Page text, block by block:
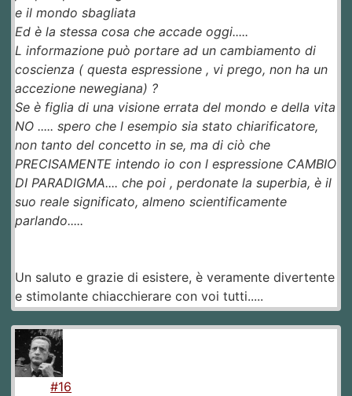
e il mondo sbagliata
Ed è la stessa cosa che accade oggi.....
L informazione può portare ad un cambiamento di
coscienza ( questa espressione , vi prego, non ha un
accezione newegiana) ?
Se è figlia di una visione errata del mondo e della vita
NO ..... spero che l esempio sia stato chiarificatore,
non tanto del concetto in se, ma di ciò che
PRECISAMENTE intendo io con l espressione CAMBIO
DI PARADIGMA.... che poi , perdonate la superbia, è il
suo reale significato, almeno scientificamente
parlando.....
Un saluto e grazie di esistere, è veramente divertente
e stimolante chiacchierare con voi tutti.....
#16